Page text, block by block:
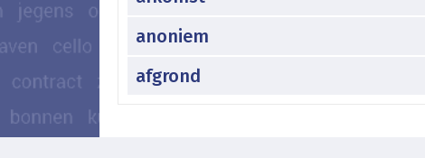
anoniem
afgrond